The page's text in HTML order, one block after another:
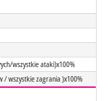
wszystkie ataki)x100%
/ wszystkie zagrania )x100%